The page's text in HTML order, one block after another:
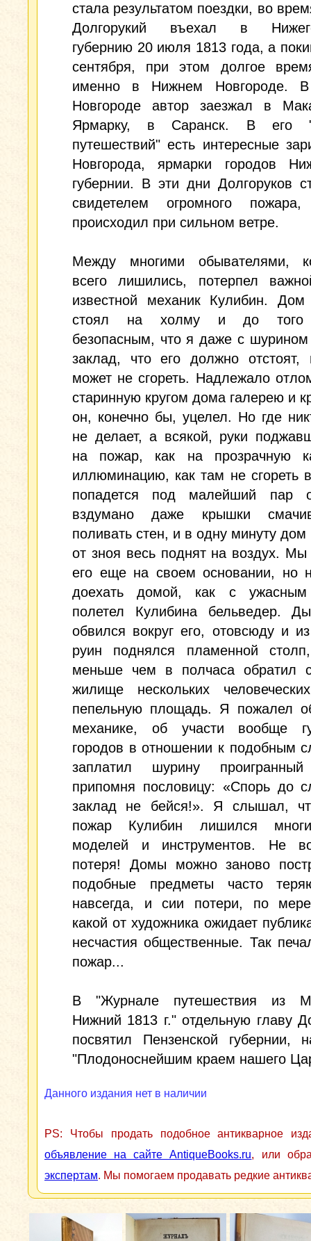
стала результатом поездки, во
Долгорукий въехал в
губернию 20 июля 1813 года, а
сентября, при этом долгое
именно в Нижнем Новгороде.
Новгороде автор заезжал в
Ярмарку, в Саранск. В его
путешествий" есть интересные
Новгорода, ярмарки городов
губернии. В эти дни Долгоруков
свидетелем огромного пожара,
происходил при сильном ветре.
Между многими обывателями,
всего лишились, потерпел
известной механик Кулибин. Дом
стоял на холму и до того
безопасным, что я даже с
заклад, что его должно
может не сгореть. Надлежало
старинную кругом дома галерею и
он, конечно бы, уцелел. Но где
не делает, а всякой, руки
на пожар, как на прозрачную
иллюминацию, как там не сгореть
попадется под малейший пар
вздумано даже крышки
поливать стен, и в одну минуту дом
от зноя весь поднят на воздух. Мы
его еще на своем основании, но
доехать домой, как с ужасным
полетел Кулибина бельведер.
обвился вокруг его, отовсюду и
руин поднялся пламенной
меньше чем в полчаса обратил
жилище нескольких
пепельную площадь. Я пожалел
механике, об участи вообще
городов в отношении к подобным
заплатил шурину
припомня пословицу: «Спорь до
заклад не бейся!». Я слышал,
пожар Кулибин лишился
моделей и инструментов. Не
потеря! Домы можно заново
подобные предметы часто
навсегда, и сии потери, по
какой от художника ожидает
несчастия общественные. Так
пожар...
В "Журнале путешествия из
Нижний 1813 г." отдельную главу
посвятил Пензенской губернии,
"Плодоноснейшим краем нашего
Данного издания нет в наличии
PS: Чтобы продать подобное антикварное
объявление на сайте AntiqueBooks.ru, или
экспертам. Мы помогаем продавать редкие